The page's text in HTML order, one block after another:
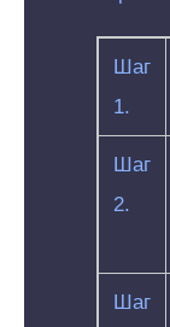
Шаг
1.
Шаг
2.
Шаг